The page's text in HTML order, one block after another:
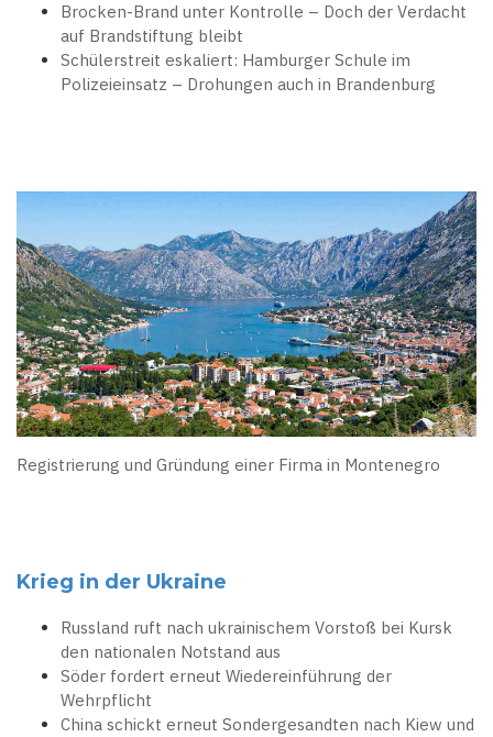
Brocken-Brand unter Kontrolle – Doch der Verdacht
auf Brandstiftung bleibt
Schülerstreit eskaliert: Hamburger Schule im
Polizeieinsatz – Drohungen auch in Brandenburg
Registrierung und Gründung einer Firma in Montenegro
Krieg in der Ukraine
Russland ruft nach ukrainischem Vorstoß bei Kursk
den nationalen Notstand aus
Söder fordert erneut Wiedereinführung der
Wehrpflicht
China schickt erneut Sondergesandten nach Kiew und